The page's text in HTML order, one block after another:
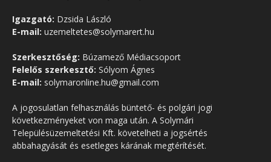
Igazgató: Dzsida László
E-mail: uzemeltetes@solymarert.hu
Szerkesztőség: Búzamező Médiacsoport
Felelős szerkesztő: Sólyom Ágnes
E-mail: solymaronline.hu@gmail.com
A jogosulatlan felhasználás büntető- és polgári jogi
következményeket von maga után. A Solymári
Településüzemeltetési Kft. követelheti a jogsértés
abbahagyását és esetleges kárának megtérítését.